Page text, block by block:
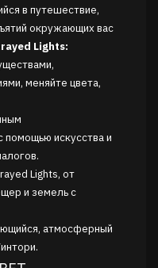
в путешествие,
окружающих вас
Lights:
меняйте цвета,
искусства и
Lights, от
и земель с
атмосферный